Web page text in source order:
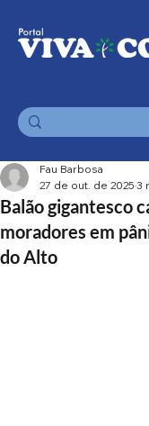
Balão gigantesco
moradores em
do Alto
Fau Barbosa
27 de out. de 2025 3